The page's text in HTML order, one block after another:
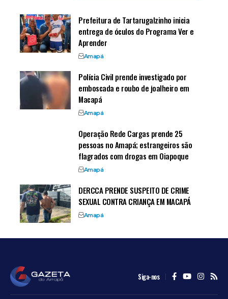
Prefeitura de Tartarugalzinho inicia
entrega de óculos do Programa Ver e
Aprender
Amapá
Polícia Civil prende investigado por
emboscada e roubo de joalheiro em
Macapá
Amapá
Operação Rede Cargas prende 25
pessoas no Amapá; estrangeiros são
flagrados com drogas em Oiapoque
Amapá
DERCCA PRENDE SUSPEITO DE CRIME
SEXUAL CONTRA CRIANÇA EM MACAPÁ
Amapá
Siga-nos